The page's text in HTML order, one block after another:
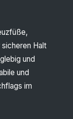
Halt
und
und
im